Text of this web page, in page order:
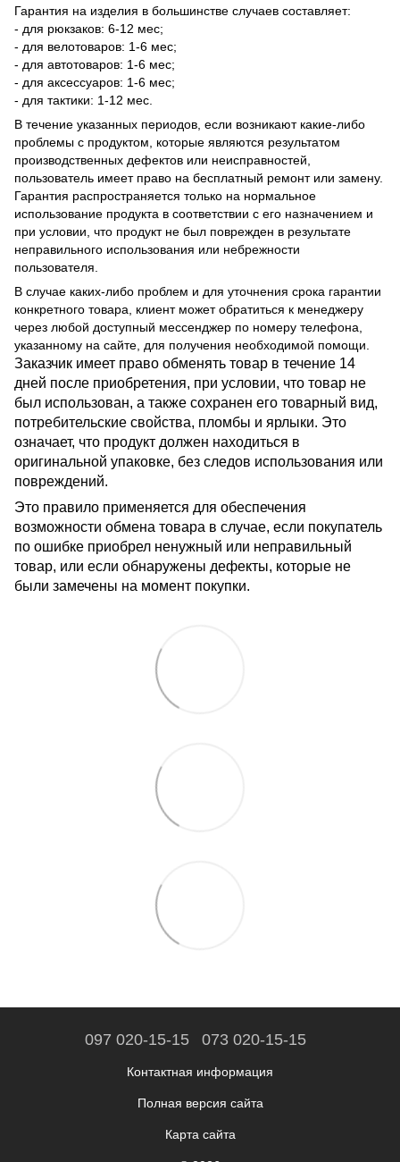
Гарантия на изделия в большинстве случаев составляет:
- для рюкзаков: 6-12 мес;
- для велотоваров: 1-6 мес;
- для автотоваров: 1-6 мес;
- для аксессуаров: 1-6 мес;
- для тактики: 1-12 мес.
В течение указанных периодов, если возникают какие-либо
проблемы с продуктом, которые являются результатом
производственных дефектов или неисправностей,
пользователь имеет право на бесплатный ремонт или замену.
Гарантия распространяется только на нормальное
использование продукта в соответствии с его назначением и
при условии, что продукт не был поврежден в результате
неправильного использования или небрежности
пользователя.
В случае каких-либо проблем и для уточнения срока гарантии
конкретного товара, клиент может обратиться к менеджеру
через любой доступный мессенджер по номеру телефона,
указанному на сайте, для получения необходимой помощи.
Заказчик имеет право обменять товар в течение 14
дней после приобретения, при условии, что товар не
был использован, а также сохранен его товарный вид,
потребительские свойства, пломбы и ярлыки. Это
означает, что продукт должен находиться в
оригинальной упаковке, без следов использования или
повреждений.
Это правило применяется для обеспечения
возможности обмена товара в случае, если покупатель
по ошибке приобрел ненужный или неправильный
товар, или если обнаружены дефекты, которые не
были замечены на момент покупки.
097 020-15-15 073 020-15-15
Контактная информация
Полная версия сайта
Карта сайта